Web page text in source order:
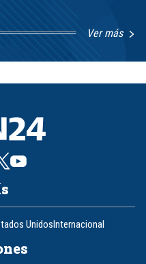
Ver más
UnidosInternacional